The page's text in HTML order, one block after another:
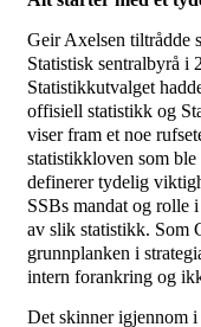
Geir Axelsen tiltrådde
Statistisk sentralbyrå i
Statistikkutvalget
offisiell statistikk og
viser fram et noe
statistikkloven som
definerer tydelig
SSBs mandat og rolle
av slik statistikk. Som
grunnplanken i
intern forankring og
Det skinner igjennom